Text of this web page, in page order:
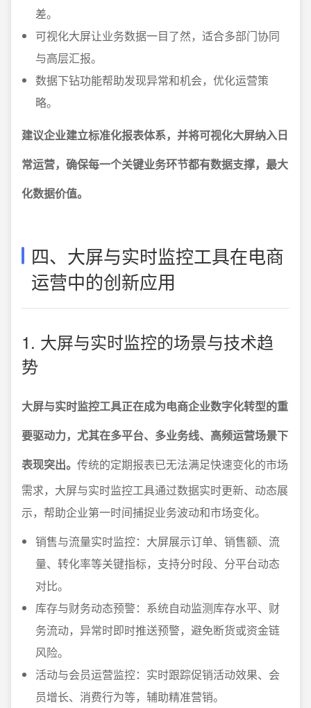
差。
可视化大屏让业务数据一目了然，适合多部门协同
与高层汇报。
数据下钻功能帮助发现异常和机会，优化运营策
略。
建议企业建立标准化报表体系，并将可视化大屏纳入日
常运营，确保每一个关键业务环节都有数据支撑，最大
化数据价值。
四、大屏与实时监控工具在电商
运营中的创新应用
1. 大屏与实时监控的场景与技术趋
势
大屏与实时监控工具正在成为电商企业数字化转型的重
要驱动力，尤其在多平台、多业务线、高频运营场景下
表现突出。 传统的定期报表已无法满足快速变化的市场
需求，大屏与实时监控工具通过数据实时更新、动态展
示，帮助企业第一时间捕捉业务波动和市场变化。
销售与流量实时监控：大屏展示订单、销售额、流
量、转化率等关键指标，支持分时段、分平台动态
对比。
库存与财务动态预警：系统自动监测库存水平、财
务流动，异常时即时推送预警，避免断货或资金链
风险。
活动与会员运营监控：实时跟踪促销活动效果、会
员增长、消费行为等，辅助精准营销。